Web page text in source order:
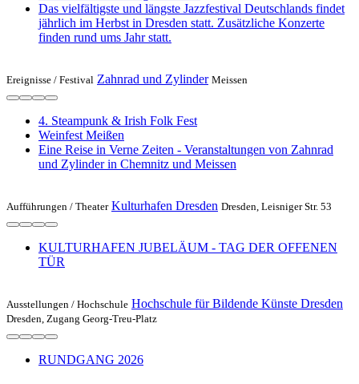
Das vielfältigste und längste Jazzfestival Deutschlands findet
jährlich im Herbst in Dresden statt. Zusätzliche Konzerte
finden rund ums Jahr statt.
Ereignisse / Festival Zahnrad und Zylinder Meissen
4. Steampunk & Irish Folk Fest
Weinfest Meißen
Eine Reise in Verne Zeiten - Veranstaltungen von Zahnrad
und Zylinder in Chemnitz und Meissen
Aufführungen / Theater Kulturhafen Dresden Dresden, Leisniger Str. 53
KULTURHAFEN JUBELÄUM - TAG DER OFFENEN
TÜR
Ausstellungen / Hochschule Hochschule für Bildende Künste Dresden
Dresden, Zugang Georg-Treu-Platz
RUNDGANG 2026